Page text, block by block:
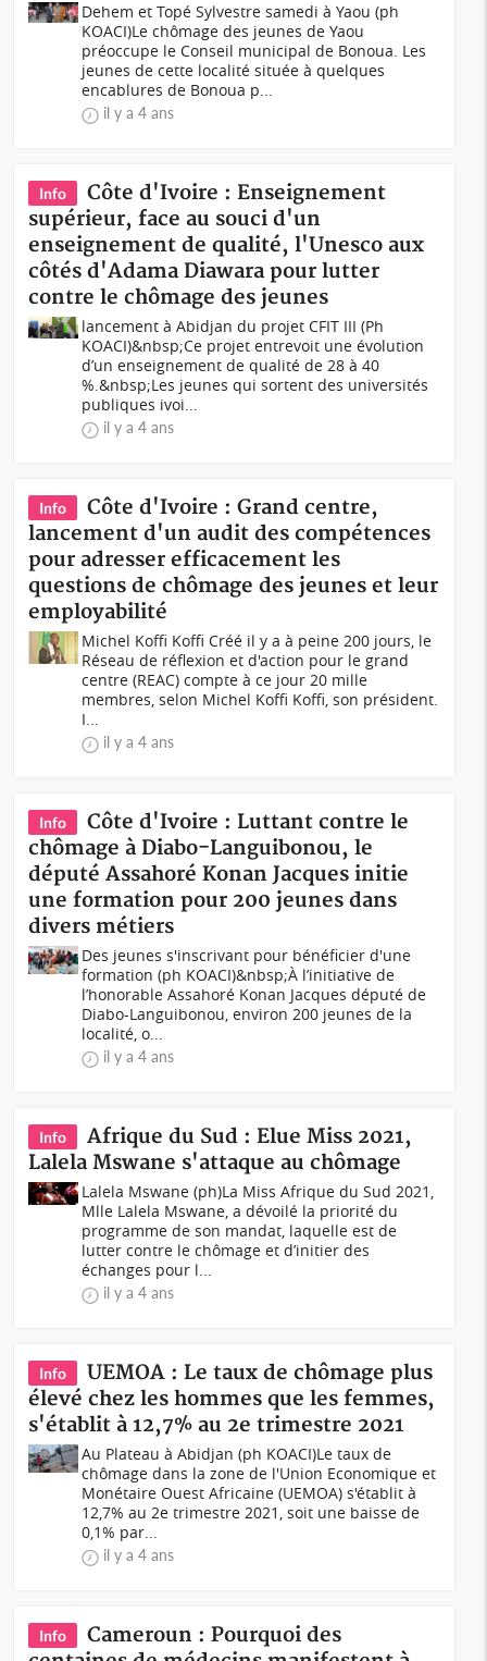
Dehem et Topé Sylvestre samedi à Yaou (ph
KOACI) Le chômage des jeunes de Yaou
préoccupe le Conseil municipal de Bonoua. Les
jeunes de cette localité située à quelques
encablures de Bonoua p...
il y a 4 ans
Info
Côte d'Ivoire : Enseignement
supérieur, face au souci d'un
enseignement de qualité, l'Unesco aux
côtés d'Adama Diawara pour lutter
contre le chômage des jeunes
lancement à Abidjan du projet CFIT III (Ph
KOACI)&nbsp;Ce projet entrevoit une évolution
d’un enseignement de qualité de 28 à 40
%.&nbsp;Les jeunes qui sortent des universités
publiques ivoi...
il y a 4 ans
Info
Côte d'Ivoire : Grand centre,
lancement d'un audit des compétences
pour adresser efficacement les
questions de chômage des jeunes et leur
employabilité
Michel Koffi Koffi Créé il y a à peine 200 jours, le
Réseau de réflexion et d'action pour le grand
centre (REAC) compte à ce jour 20 mille
membres, selon Michel Koffi Koffi, son président.
I...
il y a 4 ans
Info
Côte d'Ivoire : Luttant contre le
chômage à Diabo-Languibonou, le
député Assahoré Konan Jacques initie
une formation pour 200 jeunes dans
divers métiers
Des jeunes s'inscrivant pour bénéficier d'une
formation (ph KOACI)&nbsp;À l’initiative de
l’honorable Assahoré Konan Jacques député de
Diabo-Languibonou, environ 200 jeunes de la
localité, o...
il y a 4 ans
Info
Afrique du Sud : Elue Miss 2021,
Lalela Mswane s'attaque au chômage
Lalela Mswane (ph)La Miss Afrique du Sud 2021,
Mlle Lalela Mswane, a dévoilé la priorité du
programme de son mandat, laquelle est de
lutter contre le chômage et d’initier des
échanges pour l...
il y a 4 ans
Info
UEMOA : Le taux de chômage plus
élevé chez les hommes que les femmes,
s'établit à 12,7% au 2e trimestre 2021
Au Plateau à Abidjan (ph KOACI)Le taux de
chômage dans la zone de l'Union Economique et
Monétaire Ouest Africaine (UEMOA) s'établit à
12,7% au 2e trimestre 2021, soit une baisse de
0,1% par...
il y a 4 ans
Info
Cameroun : Pourquoi des